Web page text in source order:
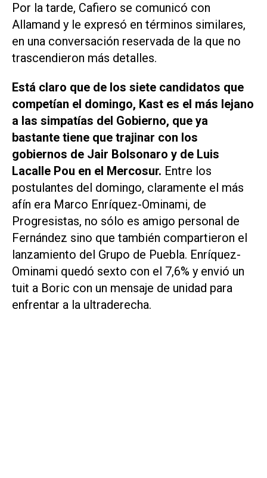
Por la tarde, Cafiero se comunicó con
Allamand y le expresó en términos similares,
en una conversación reservada de la que no
trascendieron más detalles.
Está claro que de los siete candidatos que
competían el domingo, Kast es el más lejano
a las simpatías del Gobierno, que ya
bastante tiene que trajinar con los
gobiernos de Jair Bolsonaro y de Luis
Lacalle Pou en el Mercosur. Entre los
postulantes del domingo, claramente el más
afín era Marco Enríquez-Ominami, de
Progresistas, no sólo es amigo personal de
Fernández sino que también compartieron el
lanzamiento del Grupo de Puebla. Enríquez-
Ominami quedó sexto con el 7,6% y envió un
tuit a Boric con un mensaje de unidad para
enfrentar a la ultraderecha.